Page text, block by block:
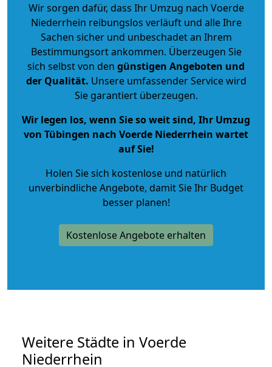
Wir sorgen dafür, dass Ihr Umzug nach Voerde
Niederrhein reibungslos verläuft und alle Ihre
Sachen sicher und unbeschadet an Ihrem
Bestimmungsort ankommen. Überzeugen Sie
sich selbst von den günstigen Angeboten und
der Qualität. Unsere umfassender Service wird
Sie garantiert überzeugen.
Wir legen los, wenn Sie so weit sind, Ihr Umzug
von Tübingen nach Voerde Niederrhein wartet
auf Sie!
Holen Sie sich kostenlose und natürlich
unverbindliche Angebote, damit Sie Ihr Budget
besser planen!
Kostenlose Angebote erhalten
Weitere Städte in Voerde
Niederrhein